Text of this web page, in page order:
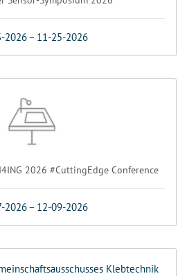
2026– 11-25-2026
2026 #CuttingEdge Conference
2026– 12-09-2026